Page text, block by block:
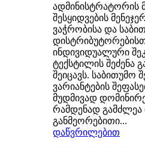
ადმინისტრატორის
შესყიდვების
ვაჭრობისა და
ინდივიდუალური
ტექსტილის შეძენა
შეიცავს. საბითუმო
ვარიანტების
მუდმივად
რამდენად გამძლეა
განმეორებითი...
დაწვრილებით